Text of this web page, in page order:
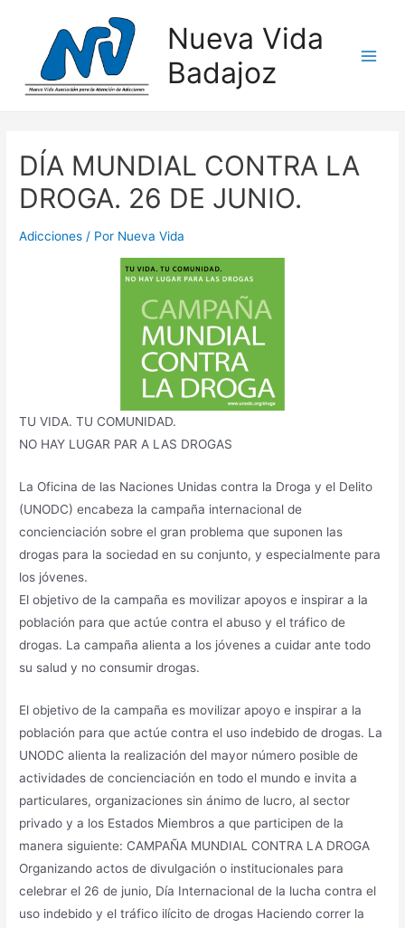
Nueva Vida
Badajoz
DÍA MUNDIAL CONTRA LA
DROGA. 26 DE JUNIO.
Adicciones / Por Nueva Vida
TU VIDA. TU COMUNIDAD.
NO HAY LUGAR PAR A LAS DROGAS
La Oficina de las Naciones Unidas contra la Droga y el Delito
(UNODC) encabeza la campaña internacional de
concienciación sobre el gran problema que suponen las
drogas para la sociedad en su conjunto, y especialmente para
los jóvenes.
El objetivo de la campaña es movilizar apoyos e inspirar a la
población para que actúe contra el abuso y el tráfico de
drogas. La campaña alienta a los jóvenes a cuidar ante todo
su salud y no consumir drogas.
El objetivo de la campaña es movilizar apoyo e inspirar a la
población para que actúe contra el uso indebido de drogas. La
UNODC alienta la realización del mayor número posible de
actividades de concienciación en todo el mundo e invita a
particulares, organizaciones sin ánimo de lucro, al sector
privado y a los Estados Miembros a que participen de la
manera siguiente: CAMPAÑA MUNDIAL CONTRA LA DROGA
Organizando actos de divulgación o institucionales para
celebrar el 26 de junio, Día Internacional de la lucha contra el
uso indebido y el tráfico ilícito de drogas Haciendo correr la